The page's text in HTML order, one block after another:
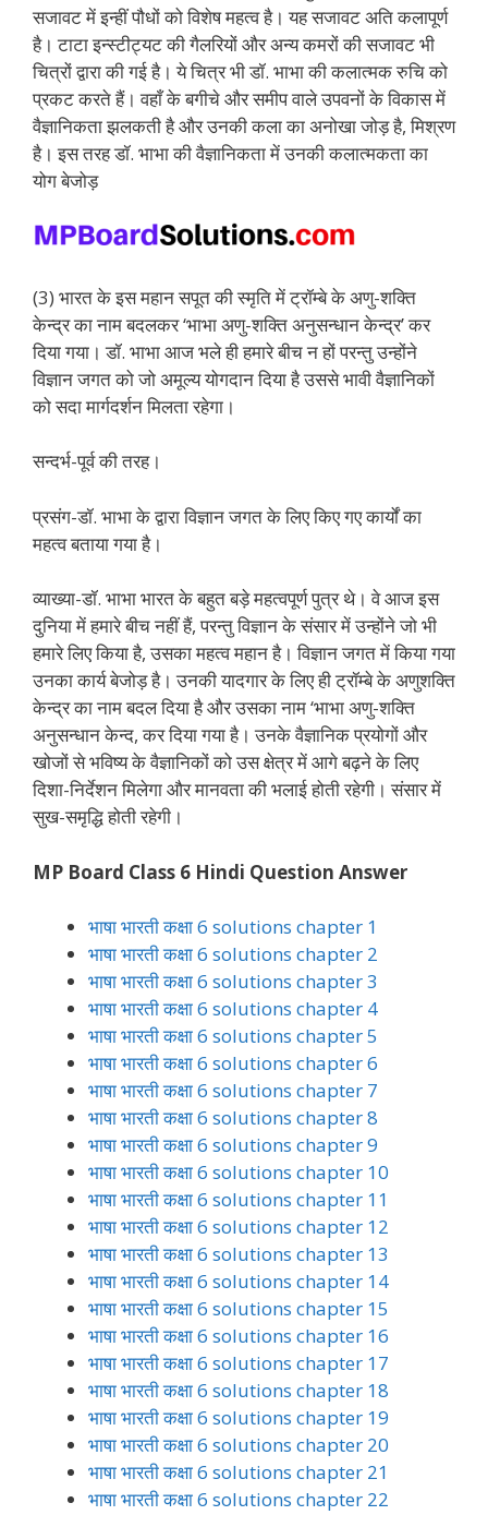
सजावट में इन्हीं पौधों को विशेष महत्व है। यह सजावट अति कलापूर्ण
है। टाटा इन्स्टीट्यट की गैलरियों और अन्य कमरों की सजावट भी
चित्रों द्वारा की गई है। ये चित्र भी डॉ. भाभा की कलात्मक रुचि को
प्रकट करते हैं। वहाँ के बगीचे और समीप वाले उपवनों के विकास में
वैज्ञानिकता झलकती है और उनकी कला का अनोखा जोड़ है, मिश्रण
है। इस तरह डॉ. भाभा की वैज्ञानिकता में उनकी कलात्मकता का
योग बेजोड़
(3) भारत के इस महान सपूत की स्मृति में ट्रॉम्बे के अणु-शक्ति
केन्द्र का नाम बदलकर ‘भाभा अणु-शक्ति अनुसन्धान केन्द्र’ कर
दिया गया। डॉ. भाभा आज भले ही हमारे बीच न हों परन्तु उन्होंने
विज्ञान जगत को जो अमूल्य योगदान दिया है उससे भावी वैज्ञानिकों
को सदा मार्गदर्शन मिलता रहेगा।
सन्दर्भ-पूर्व की तरह।
प्रसंग-डॉ. भाभा के द्वारा विज्ञान जगत के लिए किए गए कार्यों का
महत्व बताया गया है।
व्याख्या-डॉ. भाभा भारत के बहुत बड़े महत्वपूर्ण पुत्र थे। वे आज इस
दुनिया में हमारे बीच नहीं हैं, परन्तु विज्ञान के संसार में उन्होंने जो भी
हमारे लिए किया है, उसका महत्व महान है। विज्ञान जगत में किया गया
उनका कार्य बेजोड़ है। उनकी यादगार के लिए ही ट्रॉम्बे के अणुशक्ति
केन्द्र का नाम बदल दिया है और उसका नाम ‘भाभा अणु-शक्ति
अनुसन्धान केन्द, कर दिया गया है। उनके वैज्ञानिक प्रयोगों और
खोजों से भविष्य के वैज्ञानिकों को उस क्षेत्र में आगे बढ़ने के लिए
दिशा-निर्देशन मिलेगा और मानवता की भलाई होती रहेगी। संसार में
सुख-समृद्धि होती रहेगी।
MP Board Class 6 Hindi Question Answer
भाषा भारती कक्षा 6 solutions chapter 1
भाषा भारती कक्षा 6 solutions chapter 2
भाषा भारती कक्षा 6 solutions chapter 3
भाषा भारती कक्षा 6 solutions chapter 4
भाषा भारती कक्षा 6 solutions chapter 5
भाषा भारती कक्षा 6 solutions chapter 6
भाषा भारती कक्षा 6 solutions chapter 7
भाषा भारती कक्षा 6 solutions chapter 8
भाषा भारती कक्षा 6 solutions chapter 9
भाषा भारती कक्षा 6 solutions chapter 10
भाषा भारती कक्षा 6 solutions chapter 11
भाषा भारती कक्षा 6 solutions chapter 12
भाषा भारती कक्षा 6 solutions chapter 13
भाषा भारती कक्षा 6 solutions chapter 14
भाषा भारती कक्षा 6 solutions chapter 15
भाषा भारती कक्षा 6 solutions chapter 16
भाषा भारती कक्षा 6 solutions chapter 17
भाषा भारती कक्षा 6 solutions chapter 18
भाषा भारती कक्षा 6 solutions chapter 19
भाषा भारती कक्षा 6 solutions chapter 20
भाषा भारती कक्षा 6 solutions chapter 21
भाषा भारती कक्षा 6 solutions chapter 22